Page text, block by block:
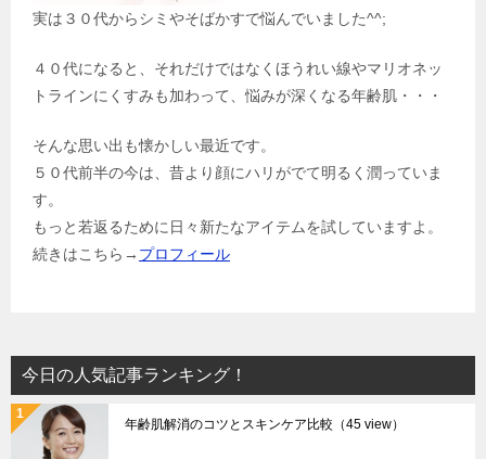
実は３０代からシミやそばかすで悩んでいました^^;
４０代になると、それだけではなくほうれい線やマリオネッ
トラインにくすみも加わって、悩みが深くなる年齢肌・・・
そんな思い出も懐かしい最近です。
５０代前半の今は、昔より顔にハリがでて明るく潤っていま
す。
もっと若返るために日々新たなアイテムを試していますよ。
続きはこちら→ プロフィール
今日の人気記事ランキング！
年齢肌解消のコツとスキンケア比較 （45 view）